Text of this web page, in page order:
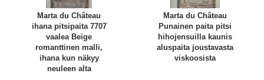
Marta du Château
ihana pitsipaita 7707
vaalea Beige
romanttinen malli,
ihana kun näkyy
neuleen alta
Marta du Château
Punainen paita pitsi
hihojensuilla kaunis
aluspaita joustavasta
viskoosista